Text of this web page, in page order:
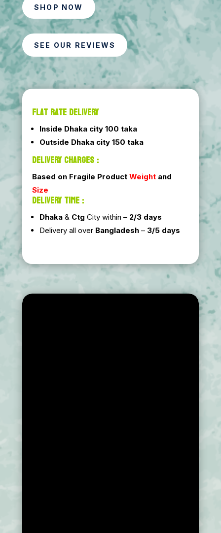
SHOP NOW
SEE OUR REVIEWS
FLAT RATE DELIVERY
Inside Dhaka city 100 taka
Outside Dhaka city 150 taka
DELIVERY CHARGES :
Based on Fragile Product Weightand
Size
DELIVERY TIME :
Dhaka& Ctg City within – 2/3 days
Delivery all over Bangladesh– 3/5 days